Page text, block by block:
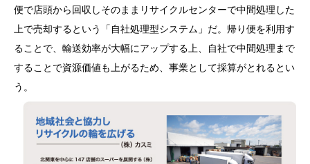
便で店頭から回収しそのままリサイクルセンターで中間処理した
上で売却するという「自社処理型システム」だ。帰り便を利用す
ることで、輸送効率が大幅にアップする上、自社で中間処理まで
することで資源価値も上がるため、事業として採算がとれるとい
う。